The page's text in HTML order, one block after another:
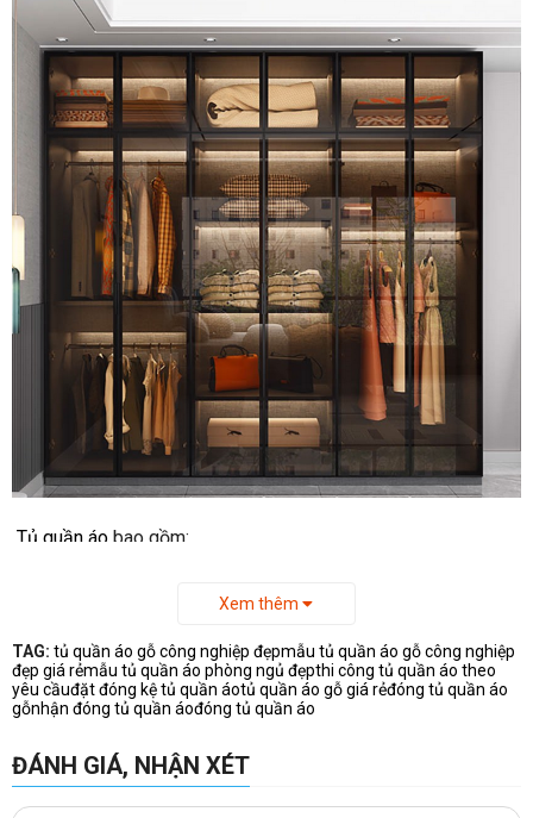
Tủ quần áo bao gồm:
+ Nẹp nhôm treo áo thiết kế độc đáo, chắc chắn
ngủ bạn luôn gọn gàng, sạch sẽ
+ Ngăn kéo để tăng khả năng lưu trữ đồ
+ Ngăn trưng bày túi sách, mỹ phẩm
+ Tủ thiết kế độc đáo có đèn Led giúp phòng ngủ thêm sang
Xem thêm
TAG: tủ quần áo gỗ công nghiệp đẹpmẫu tủ quần áo gỗ công nghiệp
đẹp giá rẻmẫu tủ quần áo phòng ngủ đẹpthi công tủ quần áo theo
yêu cầuđặt đóng kệ tủ quần áotủ quần áo gỗ giá rẻđóng tủ quần áo
gỗnhận đóng tủ quần áođóng tủ quần áo
ĐÁNH GIÁ, NHẬN XÉT